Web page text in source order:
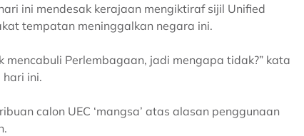
ini mendesak kerajaan mengiktiraf sijil Unified
tempatan meninggalkan negara ini.
Perlembagaan, jadi mengapa tidak?” kata
ini.
calon UEC ‘mangsa’ atas alasan penggunaan